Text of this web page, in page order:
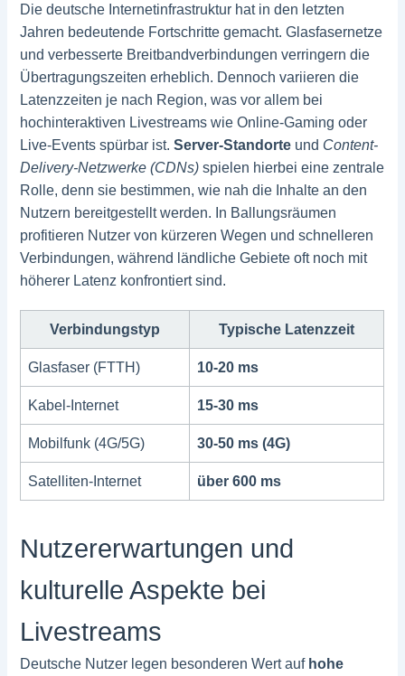
Die deutsche Internetinfrastruktur hat in den letzten
Jahren bedeutende Fortschritte gemacht. Glasfasernetze
und verbesserte Breitbandverbindungen verringern die
Übertragungszeiten erheblich. Dennoch variieren die
Latenzzeiten je nach Region, was vor allem bei
hochinteraktiven Livestreams wie Online-Gaming oder
Live-Events spürbar ist.Server-Standorte und Content-
Delivery-Netzwerke (CDNs) spielen hierbei eine zentrale
Rolle, denn sie bestimmen, wie nah die Inhalte an den
Nutzern bereitgestellt werden. In Ballungsräumen
profitieren Nutzer von kürzeren Wegen und schnelleren
Verbindungen, während ländliche Gebiete oft noch mit
höherer Latenz konfrontiert sind.
Verbindungstyp Typische Latenzzeit
Glasfaser (FTTH) 10-20 ms
Kabel-Internet 15-30 ms
Mobilfunk (4G/5G) 30-50 ms (4G)
Satelliten-Internet über 600 ms
Nutzererwartungen und
kulturelle Aspekte bei
Livestreams
Deutsche Nutzer legen besonderen Wert auf hohe